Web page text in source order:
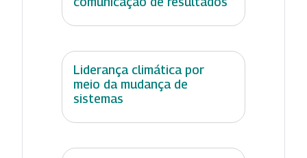
Liderança climática por
meio da mudança de
sistemas